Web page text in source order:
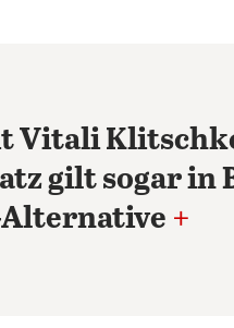
Vitali
gilt sogar in
+